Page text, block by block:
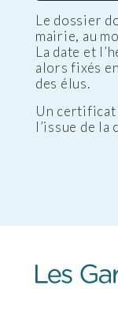
Le dossier
mairie, au
La date et
alors fixés
des élus.
Un certificat
l’issue de la